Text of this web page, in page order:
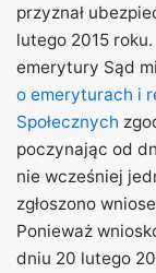
przyznał
lutego 2015
emerytury Sąd
o emeryturach i
Społecznych
poczynając od
nie wcześniej
zgłoszono
Ponieważ
dniu 20 lutego